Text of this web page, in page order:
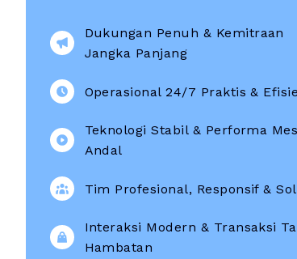
Dukungan Penuh & Kemitraan
Jangka Panjang
Operasional 24/7 Praktis &
Teknologi Stabil & Performa
Andal
Tim Profesional, Responsif &
Interaksi Modern & Transaksi
Hambatan